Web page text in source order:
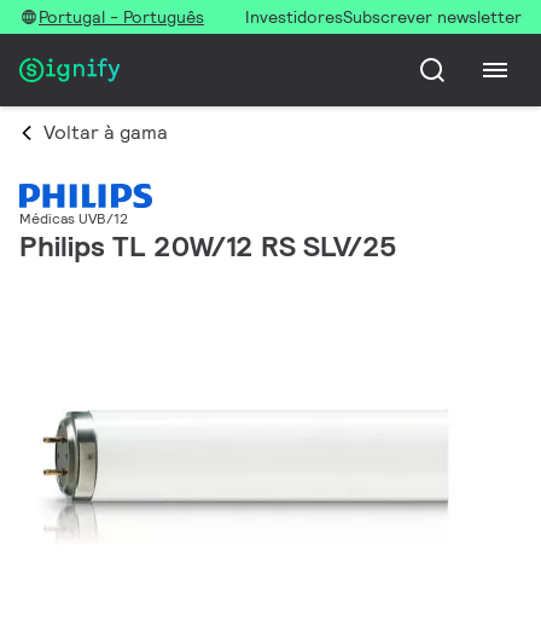
Portugal - Português InvestidoresSubscrever newsletter
Voltar à gama
Médicas UVB/12
Philips TL 20W/12 RS SLV/25